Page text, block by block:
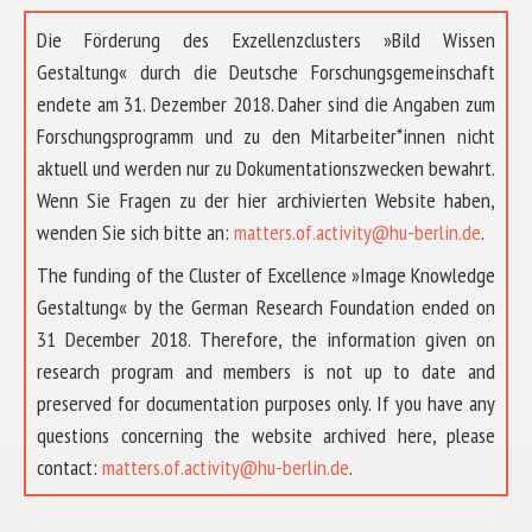
Die Förderung des Exzellenzclusters »Bild Wissen
Gestaltung« durch die Deutsche Forschungsgemeinschaft
endete am 31. Dezember 2018. Daher sind die Angaben zum
Forschungsprogramm und zu den Mitarbeiter*innen nicht
aktuell und werden nur zu Dokumentationszwecken bewahrt.
Wenn Sie Fragen zu der hier archivierten Website haben,
wenden Sie sich bitte an: matters.of.activity@hu-berlin.de.
The funding of the Cluster of Excellence »Image Knowledge
Gestaltung« by the German Research Foundation ended on
31 December 2018. Therefore, the information given on
research program and members is not up to date and
preserved for documentation purposes only. If you have any
questions concerning the website archived here, please
contact: matters.of.activity@hu-berlin.de.
ÜBER UNS